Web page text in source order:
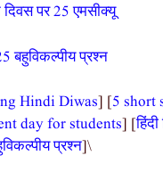
पर 25 एमसीक्यू
बहुविकल्पीय प्रश्न
Hindi Diwas] [5 short
day for students] [
प्रश्न]\